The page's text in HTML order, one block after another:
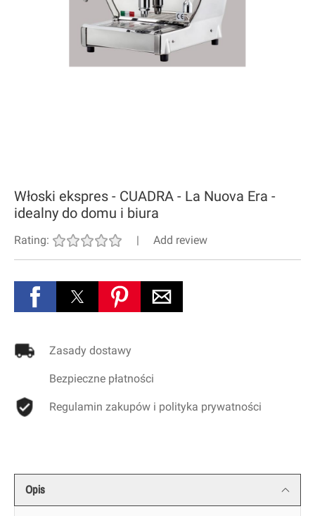
Włoski ekspres - CUADRA - La Nuova Era -
idealny do domu i biura
Rating: | Add review
Zasady dostawy
Bezpieczne płatności
Regulamin zakupów i polityka prywatności
Opis